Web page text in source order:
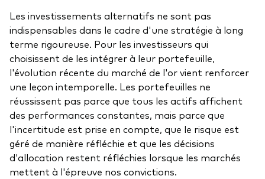
Les investissements alternatifs ne sont pas
indispensables dans le cadre d'une stratégie à long
terme rigoureuse. Pour les investisseurs qui
choisissent de les intégrer à leur portefeuille,
l'évolution récente du marché de l'or vient renforcer
une leçon intemporelle. Les portefeuilles ne
réussissent pas parce que tous les actifs affichent
des performances constantes, mais parce que
l'incertitude est prise en compte, que le risque est
géré de manière réfléchie et que les décisions
d'allocation restent réfléchies lorsque les marchés
mettent à l'épreuve nos convictions.